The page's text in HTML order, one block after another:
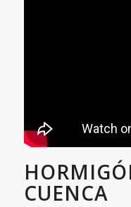
CUENCA